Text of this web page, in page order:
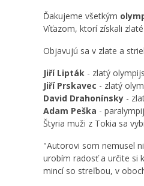
Ďakujeme všetkým
Víťazom, ktorí získali
Objavujú sa v zlate a
Jiří Lipták - zlatý
Jiří Prskavec - zlatý
David Drahonínsky -
Adam Peška -
Štyria muži z Tokia sa
"Autorovi som nemusel
urobím radosť a určite si
mincí so streľbou, v